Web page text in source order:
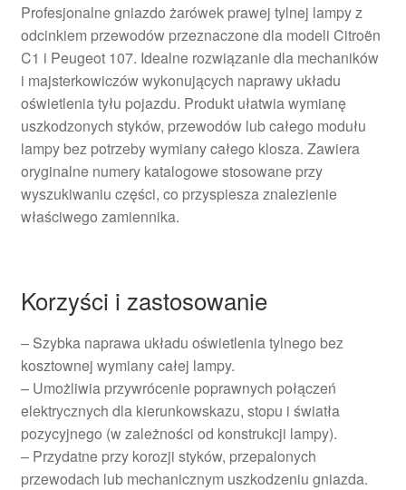
Profesjonalne gniazdo żarówek prawej tylnej lampy z
odcinkiem przewodów przeznaczone dla modeli Citroën
C1 i Peugeot 107. Idealne rozwiązanie dla mechaników
i majsterkowiczów wykonujących naprawy układu
oświetlenia tyłu pojazdu. Produkt ułatwia wymianę
uszkodzonych styków, przewodów lub całego modułu
lampy bez potrzeby wymiany całego klosza. Zawiera
oryginalne numery katalogowe stosowane przy
wyszukiwaniu części, co przyspiesza znalezienie
właściwego zamiennika.
Korzyści i zastosowanie
– Szybka naprawa układu oświetlenia tylnego bez
kosztownej wymiany całej lampy.
– Umożliwia przywrócenie poprawnych połączeń
elektrycznych dla kierunkowskazu, stopu i światła
pozycyjnego (w zależności od konstrukcji lampy).
– Przydatne przy korozji styków, przepalonych
przewodach lub mechanicznym uszkodzeniu gniazda.